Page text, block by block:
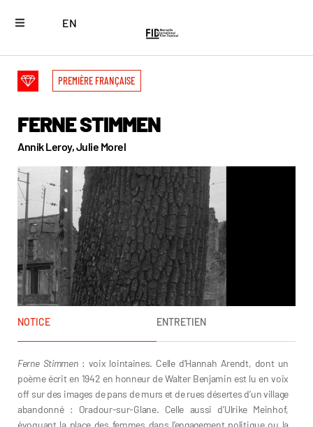
EN
PREMIÈRE FRANÇAISE
FERNE STIMMEN
Annik Leroy, Julie Morel
NOTICE ENTRETIEN
Ferne Stimmen: voix lointaines. Celle d’Hannah Arendt, dont un
poème écrit en 1942 en honneur de Walter Benjamin est lu en voix
off sur des images de pans de murs et de rues désertes d’un village
abandonné : Oradour-sur-Glane. Celle aussi d’Ulrike Meinhof,
évoquant la place des femmes dans l’engagement politique ou la